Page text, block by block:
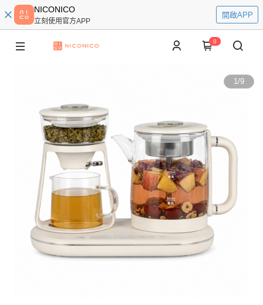
NICONICO
立刻使用官方APP
開啟APP
0
1/9